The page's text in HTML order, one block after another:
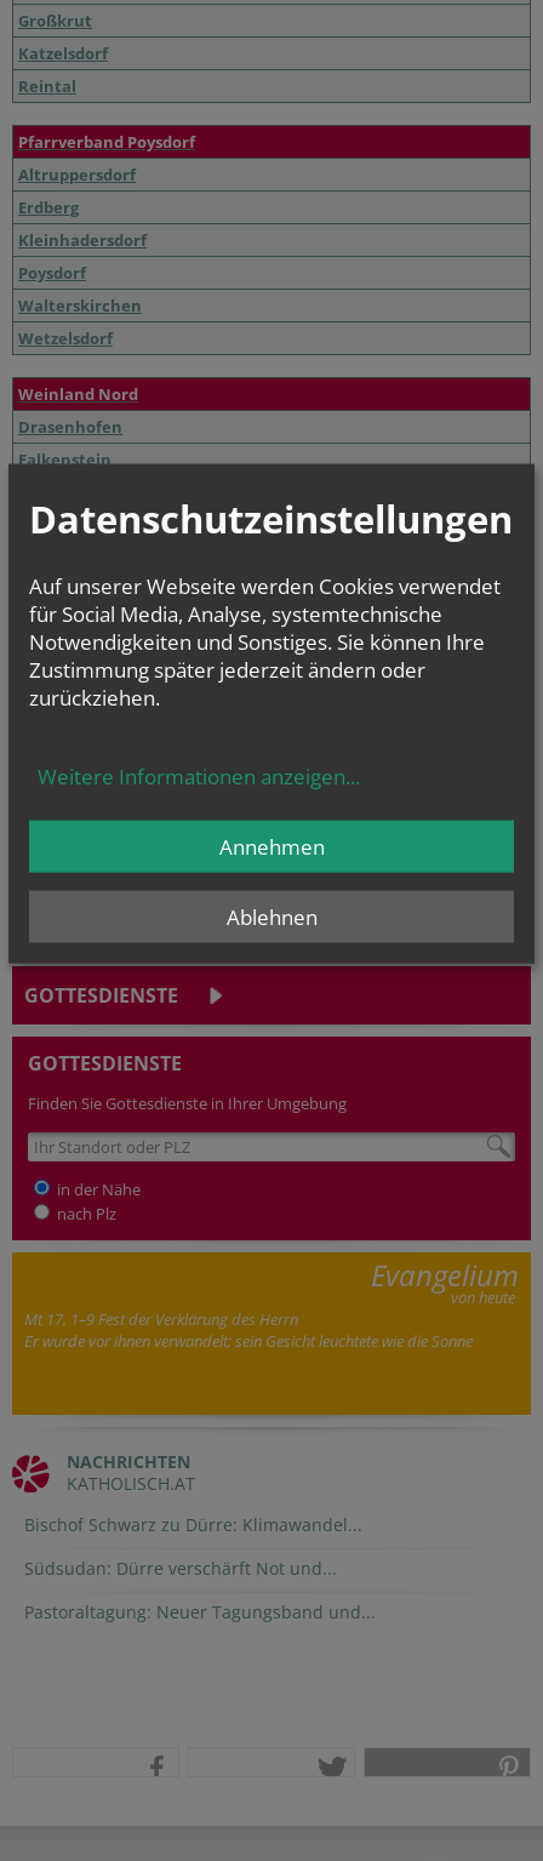
Großkrut
Katzelsdorf
Reintal
Pfarrverband Poysdorf
Altruppersdorf
Erdberg
Kleinhadersdorf
Poysdorf
Walterskirchen
Wetzelsdorf
Weinland Nord
Drasenhofen
Falkenstein
Kleinschweinbarth
Poysbrunn
Schrattenberg
Stützenhofen
Hl. Felicissimus und hl. Agapitus, Hl. Gezelinus (Gozelin), Hl.
Gilbert, Hl....
GOTTESDIENSTE
GOTTESDIENSTE
Finden Sie Gottesdienste in Ihrer Umgebung
in der Nähe
nach Plz
Evangelium
von heute
Mt 17, 1–9 Fest der Verklärung des Herrn
Er wurde vor ihnen verwandelt; sein Gesicht leuchtete wie die Sonne
NACHRICHTEN
KATHOLISCH.AT
Bischof Schwarz zu Dürre: Klimawandel...
Südsudan: Dürre verschärft Not und...
Pastoraltagung: Neuer Tagungsband und...
Datenschutzeinstellungen
Auf unserer Webseite werden Cookies verwendet
für Social Media, Analyse, systemtechnische
Notwendigkeiten und Sonstiges. Sie können Ihre
Zustimmung später jederzeit ändern oder
zurückziehen.
Weitere Informationen anzeigen...
Ablehnen
Annehmen